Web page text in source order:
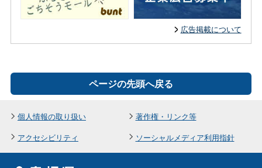
広告掲載について
ページの先頭へ戻る
個人情報の取り扱い
著作権・リンク等
アクセシビリティ
ソーシャルメディア利用指針